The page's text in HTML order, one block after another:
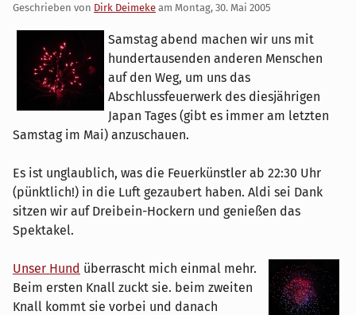
Geschrieben von Dirk Deimeke am Montag, 30. Mai 2005
Samstag abend machen wir uns mit
hundertausenden anderen Menschen
auf den Weg, um uns das
Abschlussfeuerwerk des diesjährigen
Japan Tages (gibt es immer am letzten
Samstag im Mai) anzuschauen.
Es ist unglaublich, was die Feuerkünstler ab 22:30 Uhr
(pünktlich!) in die Luft gezaubert haben. Aldi sei Dank
sitzen wir auf Dreibein-Hockern und genießen das
Spektakel.
Unser Hund überrascht mich einmal mehr.
Beim ersten Knall zuckt sie. beim zweiten
Knall kommt sie vorbei und danach